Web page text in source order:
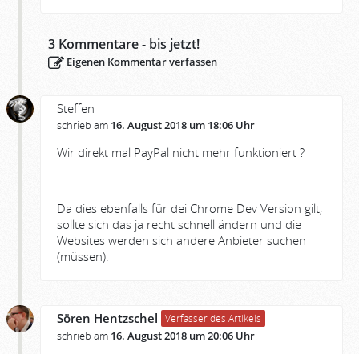
3 Kommentare - bis jetzt!
Eigenen Kommentar verfassen
Steffen
schrieb am 16. August 2018 um 18:06 Uhr:
Wir direkt mal PayPal nicht mehr funktioniert ?
Da dies ebenfalls für dei Chrome Dev Version gilt,
sollte sich das ja recht schnell ändern und die
Websites werden sich andere Anbieter suchen
(müssen).
Sören Hentzschel Verfasser des Artikels
schrieb am 16. August 2018 um 20:06 Uhr: